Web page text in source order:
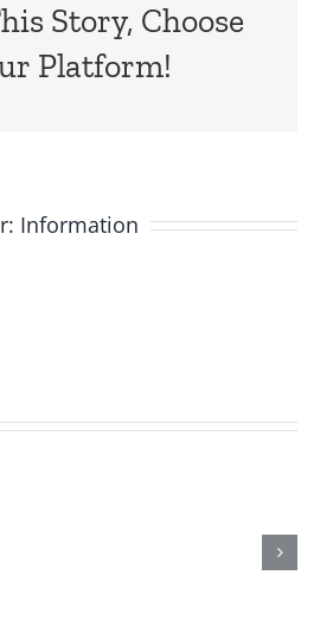
Story, Choose
Platform!
Information
月